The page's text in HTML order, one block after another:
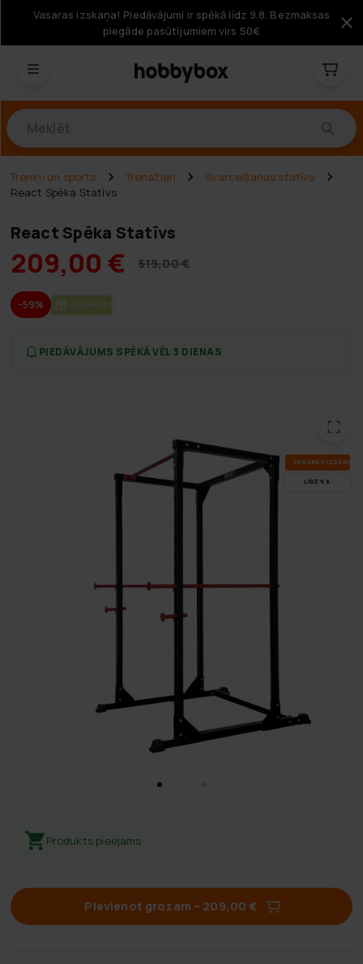
Vasaras izskaņa! Piedāvājumi ir spēkā līdz 9.8. Bezmaksas
piegāde pasūtījumiem virs 50€
Treniņi un sports Trenažieri
Svarcelšanas statīvs
React Spēka Statīvs
React Spēka Statīvs
209,00 € 519,00 €
-59% BEZ­MAK­SAS PIE­GĀ­DE
PIEDĀVĀJUMS SPĒKĀ VĒL 3 DIENAS
VA­SA­RAS IZ­SKA­ŅA
LĪDZ 9.8.
Produkts pieejams
Pievienot grozam – 209,00 €